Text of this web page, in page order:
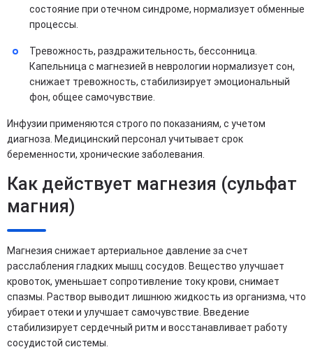
состояние при отечном синдроме, нормализует обменные
процессы.
Тревожность, раздражительность, бессонница.
Капельница с магнезией в неврологии нормализует сон,
снижает тревожность, стабилизирует эмоциональный
фон, общее самочувствие.
Инфузии применяются строго по показаниям, с учетом
диагноза. Медицинский персонал учитывает срок
беременности, хронические заболевания.
Как действует магнезия (сульфат
магния)
Магнезия снижает артериальное давление за счет
расслабления гладких мышц сосудов. Вещество улучшает
кровоток, уменьшает сопротивление току крови, снимает
спазмы. Раствор выводит лишнюю жидкость из организма, что
убирает отеки и улучшает самочувствие. Введение
стабилизирует сердечный ритм и восстанавливает работу
сосудистой системы.